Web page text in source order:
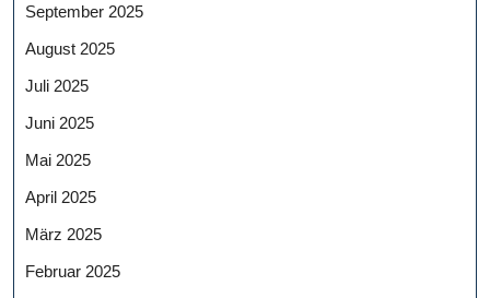
September 2025
August 2025
Juli 2025
Juni 2025
Mai 2025
April 2025
März 2025
Februar 2025